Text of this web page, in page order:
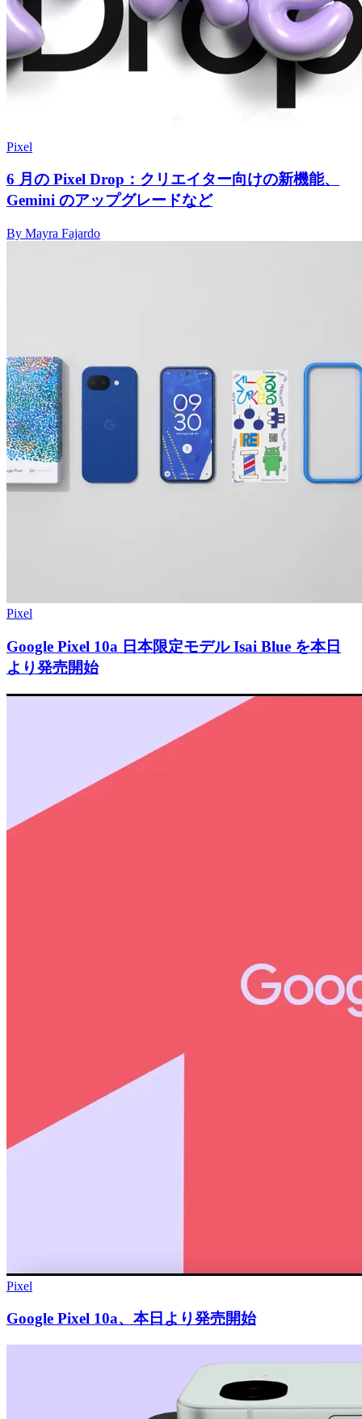
Pixel
6 月の Pixel Drop：クリエイター向けの新機能、
Gemini のアップグレードなど
By Mayra Fajardo
Pixel
Google Pixel 10a 日本限定モデル Isai Blue を本日
より発売開始
Pixel
Google Pixel 10a、本日より発売開始